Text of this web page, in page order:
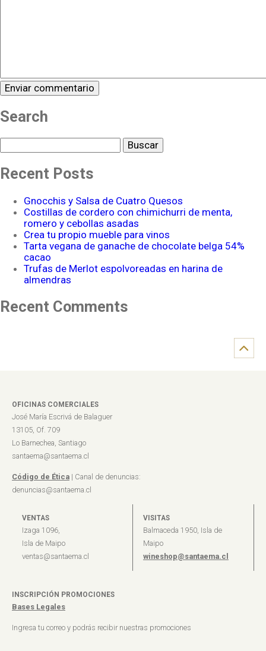
Search
Recent Posts
Gnocchis y Salsa de Cuatro Quesos
Costillas de cordero con chimichurri de menta,
romero y cebollas asadas
Crea tu propio mueble para vinos
Tarta vegana de ganache de chocolate belga 54%
cacao
Trufas de Merlot espolvoreadas en harina de
almendras
Recent Comments
OFICINAS COMERCIALES
José María Escrivá de Balaguer
13105, Of. 709
Lo Barnechea, Santiago
santaema@santaema.cl
Código de Ética | Canal de denuncias:
denuncias@santaema.cl
VENTAS
Izaga 1096,
Isla de Maipo
ventas@santaema.cl
VISITAS
Balmaceda 1950, Isla de
Maipo
wineshop@santaema.cl
INSCRIPCIÓN PROMOCIONES
Bases Legales
Ingresa tu correo y podrás recibir nuestras promociones